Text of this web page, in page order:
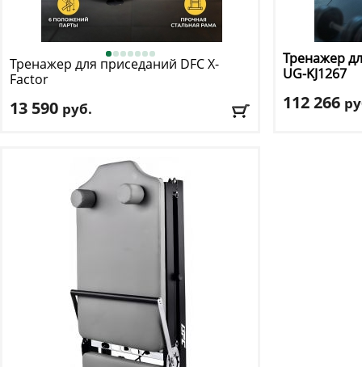
Тренажер для приседаний DFCX-
Factor
13 590 руб.
9.4 кг
БЕСПЛАТНО, 2-3 дня
Тренажер
UG-KJ1267
112 266